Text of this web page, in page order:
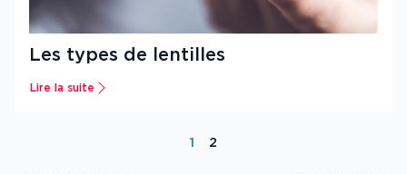
Les types de lentilles
Lire la suite
1 2